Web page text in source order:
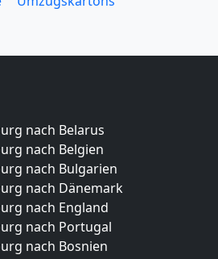
nach Belarus
nach Belgien
nach Bulgarien
nach Dänemark
nach England
nach Portugal
nach Bosnien